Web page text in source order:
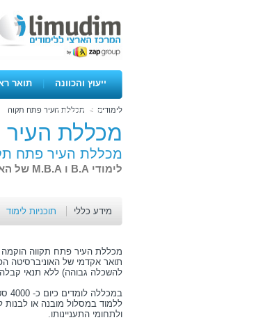
ייעוץ והכוונה | תואר
ימים פתוחיםלימודים > מכללת העיר פתח תקוה
מכללת
מכללת העיר פתח
לימודי B.A ו M.B.A של האוניברסיטה הפתוחה
מידע כללי תוכניות לימוד
להשכלה גבוהה) ללא תנאי
ללמוד במסלול מובנה או לבנות
ולתחומי התעניינותו.